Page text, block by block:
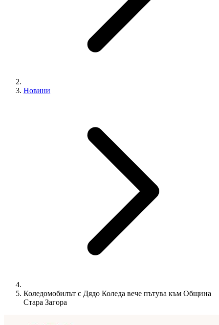
Новини
Коледомобилът с Дядо Коледа вече пътува към Община
Стара Загора